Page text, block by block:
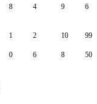
8 4 9 6
1 2 10 99
0 6 8 50